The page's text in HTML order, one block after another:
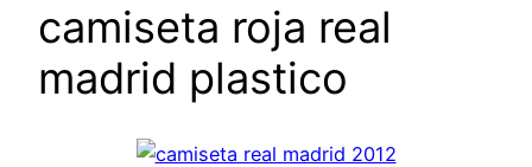
camiseta roja real
madrid plastico